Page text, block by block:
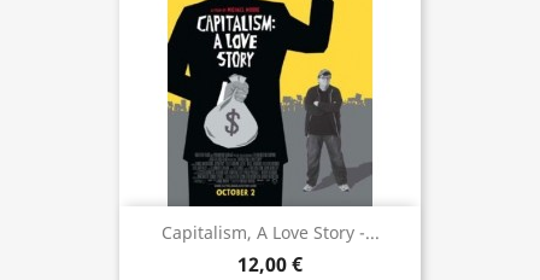
Capitalism, A Love Story -...
12,00 €